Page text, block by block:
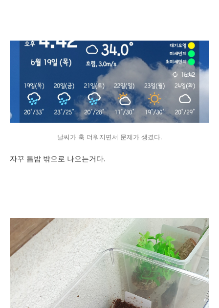
날씨가 훅 더워지면서 문제가 생겼다.
자꾸 톱밥 밖으로 나오는거다.